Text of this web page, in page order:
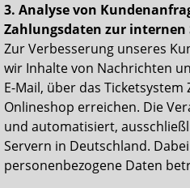
3. Analyse von
Zahlungsdaten zur
Zur Verbesserung unseres
wir Inhalte von Nachrichten
E-Mail, über das
Onlineshop erreichen. Die
und automatisiert,
Servern in Deutschland.
personenbezogene Daten